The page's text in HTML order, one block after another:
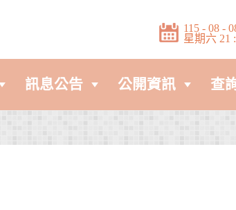
115 - 08 -
星期六 21
訊息公告 公開資訊 查